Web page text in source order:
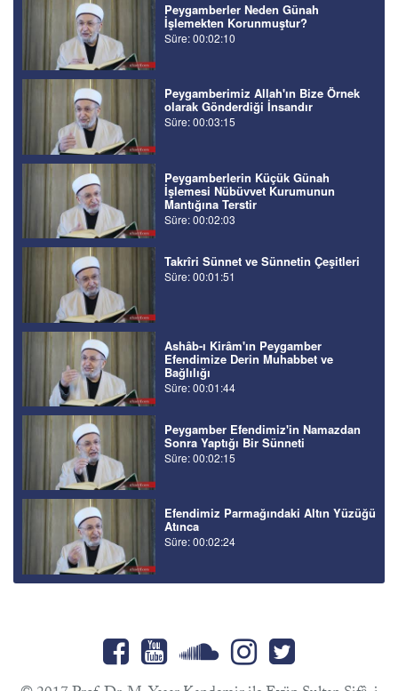
Peygamberler Neden Günah
İşlemekten Korunmuştur?
Süre: 00:02:10
Peygamberimiz Allah'ın Bize Örnek
olarak Gönderdiği İnsandır
Süre: 00:03:15
Peygamberlerin Küçük Günah
İşlemesi Nübüvvet Kurumunun
Mantığına Terstir
Süre: 00:02:03
Takrîri Sünnet ve Sünnetin Çeşitleri
Süre: 00:01:51
Ashâb-ı Kirâm'ın Peygamber
Efendimize Derin Muhabbet ve
Bağlılığı
Süre: 00:01:44
Peygamber Efendimiz'in Namazdan
Sonra Yaptığı Bir Sünneti
Süre: 00:02:15
Efendimiz Parmağındaki Altın Yüzüğü
Atınca
Süre: 00:02:24